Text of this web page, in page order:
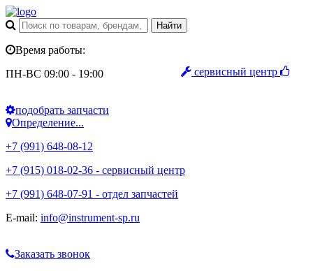
сервисный центр
Время работы:
ПН-ВС 09:00 - 19:00
подобрать запчасти
Определение...
+7 (991) 648-08-12
+7 (915) 018-02-36 - сервисный центр
+7 (991) 648-07-91 - отдел запчастей
E-mail: info@instrument-sp.ru
Заказать звонок